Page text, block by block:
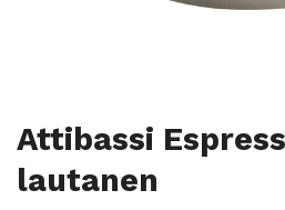
Attibassi
lautanen